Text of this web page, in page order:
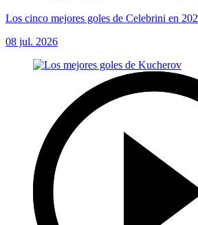
Los cinco mejores goles de Celebrini en
08 jul. 2026